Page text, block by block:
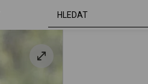
kaštan 98/104